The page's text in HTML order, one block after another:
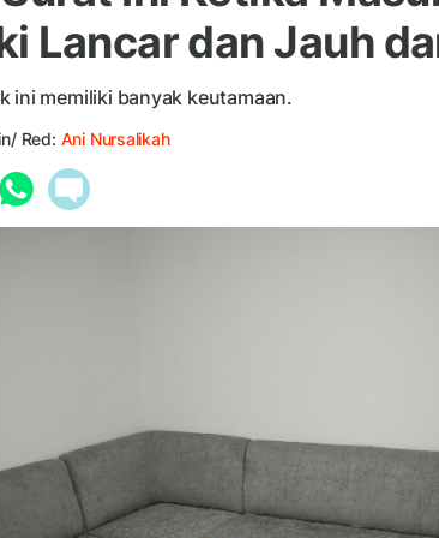
Lancar dan Jauh
ini memiliki banyak keutamaan.
Red: Ani Nursalikah